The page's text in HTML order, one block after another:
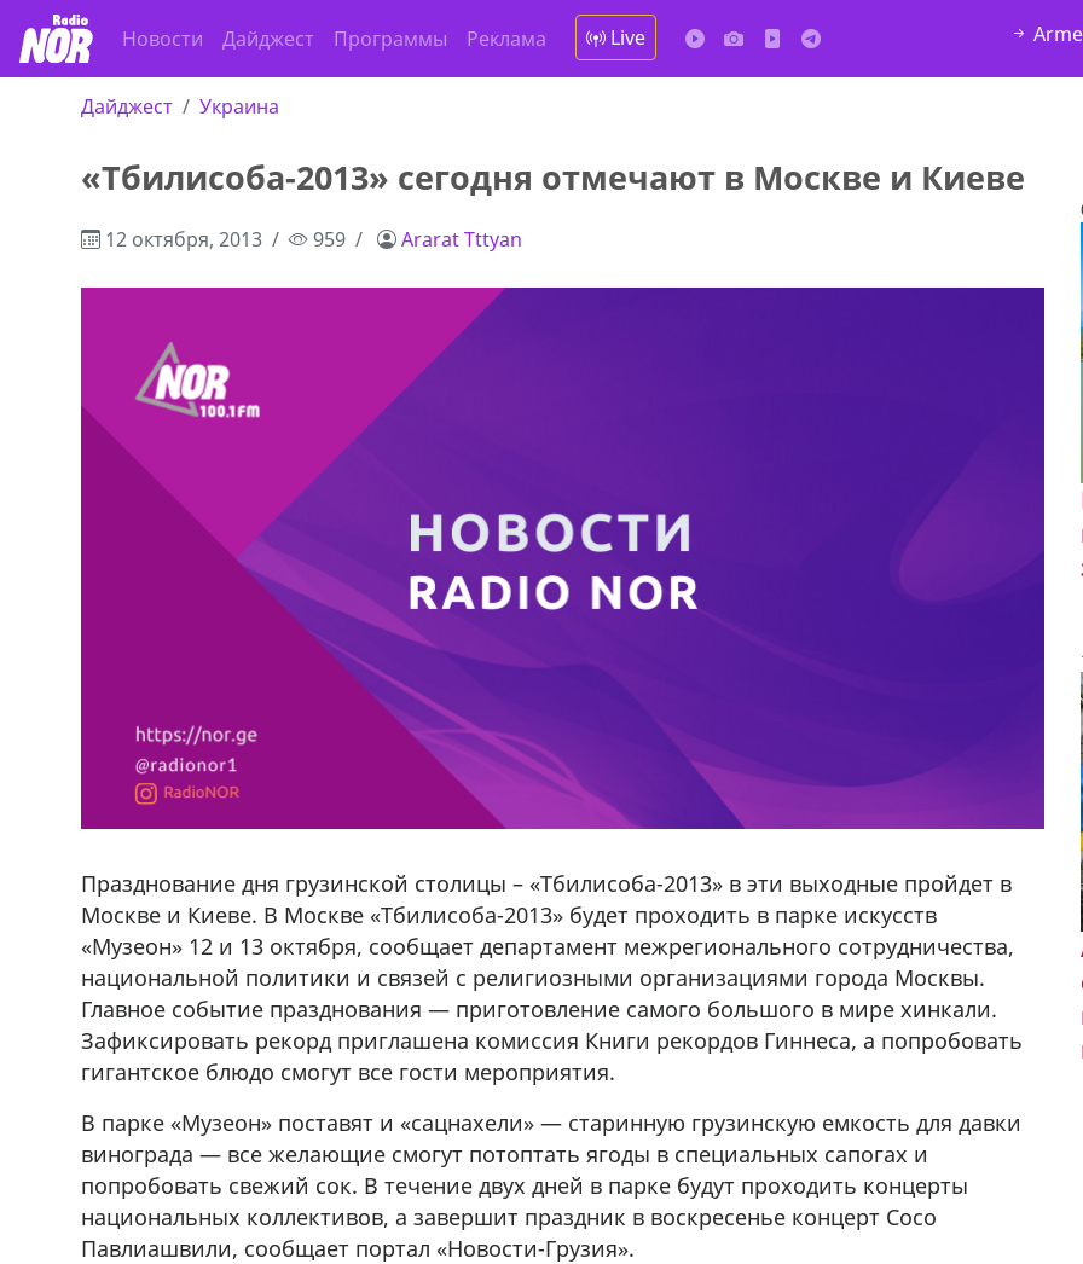
Новости Дайджест Программы Реклама Live
Дайджест Украина
«Тбилисоба-2013» сегодня отмечают в Москве и Киеве
12 октября, 2013 959 Ararat Tttyan
Празднование дня грузинской столицы – «Тбилисоба-2013» в эти выходные пройдет в
Москве и Киеве. В Москве «Тбилисоба-2013» будет проходить в парке искусств
«Музеон» 12 и 13 октября, сообщает департамент межрегионального сотрудничества,
национальной политики и связей с религиозными организациями города Москвы.
Главное событие празднования — приготовление самого большого в мире хинкали.
Зафиксировать рекорд приглашена комиссия Книги рекордов Гиннеса, а попробовать
гигантское блюдо смогут все гости мероприятия.
В парке «Музеон» поставят и «сацнахели» — старинную грузинскую емкость для давки
винограда — все желающие смогут потоптать ягоды в специальных сапогах и
попробовать свежий сок. В течение двух дней в парке будут проходить концерты
национальных коллективов, а завершит праздник в воскресенье концерт Сосо
Павлиашвили, сообщает портал «Новости-Грузия».
30 57
Продается соль оптом и в розницу в
мешках, 500 22 47 42